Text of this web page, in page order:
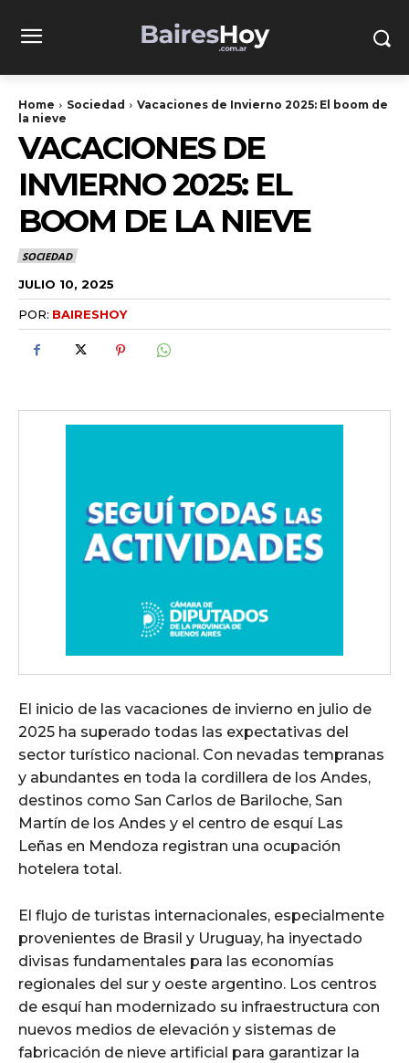
Home Sociedad
Vacaciones de Invierno 2025: El boom de
la nieve
VACACIONES DE
INVIERNO 2025: EL
BOOM DE LA NIEVE
SOCIEDAD
JULIO 10, 2025
POR: BAIRESHOY
El inicio de las vacaciones de invierno en julio de
2025 ha superado todas las expectativas del
sector turístico nacional. Con nevadas tempranas
y abundantes en toda la cordillera de los Andes,
destinos como San Carlos de Bariloche, San
Martín de los Andes y el centro de esquí Las
Leñas en Mendoza registran una ocupación
hotelera total.
El flujo de turistas internacionales, especialmente
provenientes de Brasil y Uruguay, ha inyectado
divisas fundamentales para las economías
regionales del sur y oeste argentino. Los centros
de esquí han modernizado su infraestructura con
nuevos medios de elevación y sistemas de
fabricación de nieve artificial para garantizar la